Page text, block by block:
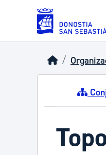
Skip to main content